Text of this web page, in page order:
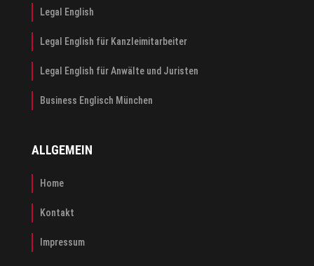
Legal English
Legal English für Kanzleimitarbeiter
Legal English für Anwälte und Juristen
Business Englisch München
ALLGEMEIN
Home
Kontakt
Impressum